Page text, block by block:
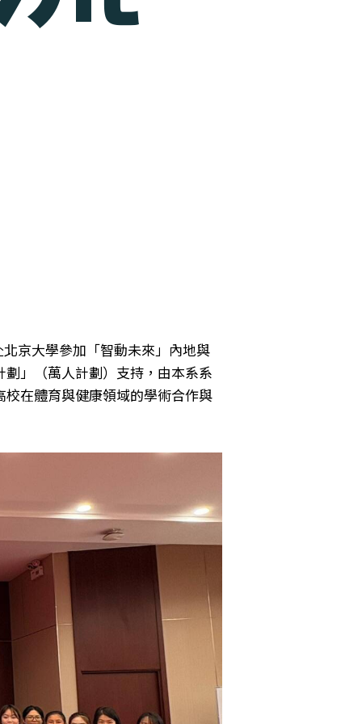
京大學參加「智動未來」內地與
」（萬人計劃）支持，由本系系
在體育與健康領域的學術合作與